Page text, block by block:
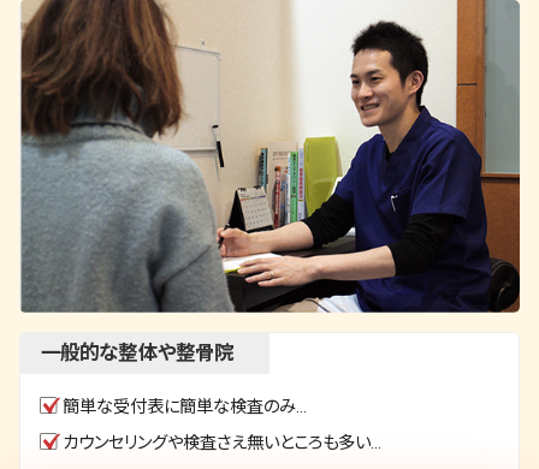
一般的な整体や整骨院
簡単な受付表に簡単な検査のみ…
カウンセリングや検査さえ無いところも多い…